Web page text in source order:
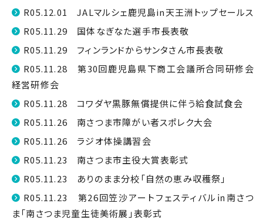
R05.12.01 JALマルシェ鹿児島in天王洲トップセールス
R05.11.29 国体なぎなた選手市長表敬
R05.11.29 フィンランドからサンタさん市長表敬
R05.11.28 第30回鹿児島県下商工会議所合同研修会
経営研修会
R05.11.28 コワダヤ黒豚無償提供に伴う給食試食会
R05.11.26 南さつま市障がい者スポレク大会
R05.11.26 ラジオ体操講習会
R05.11.23 南さつま市主役大賞表彰式
R05.11.23 ありのまま分校「自然の恵み収穫祭」
R05.11.23 第26回笠沙アートフェスティバル㏌南さつ
ま「南さつま児童生徒美術展」表彰式